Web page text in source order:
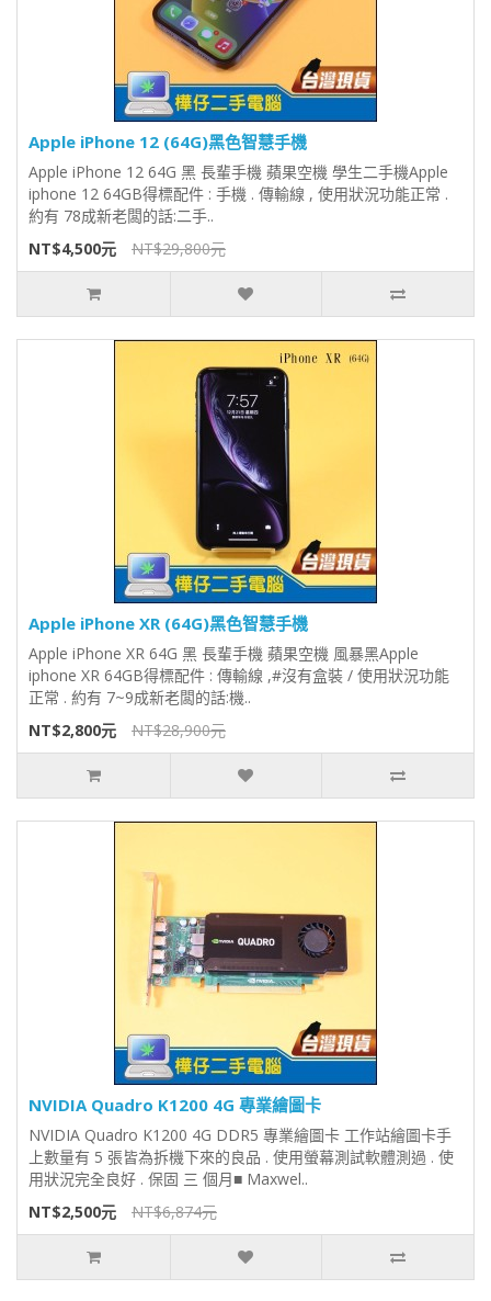
Apple iPhone 12 (64G)黑色智慧手機
Apple iPhone 12 64G 黑 長輩手機 蘋果空機 學生二手機Apple
iphone 12 64GB得標配件 : 手機 . 傳輸線 , 使用狀況功能正常 .
約有 78成新老闆的話:二手..
NT$4,500元
NT$29,800元
Apple iPhone XR (64G)黑色智慧手機
Apple iPhone XR 64G 黑 長輩手機 蘋果空機 風暴黑Apple
iphone XR 64GB得標配件 : 傳輸線 ,#沒有盒裝 / 使用狀況功能
正常 . 約有 7~9成新老闆的話:機..
NT$2,800元
NT$28,900元
NVIDIA Quadro K1200 4G 專業繪圖卡
NVIDIA Quadro K1200 4G DDR5 專業繪圖卡 工作站繪圖卡手
上數量有 5 張皆為拆機下來的良品 . 使用螢幕測試軟體測過 . 使
用狀況完全良好 . 保固 三 個月■ Maxwel..
NT$2,500元
NT$6,874元